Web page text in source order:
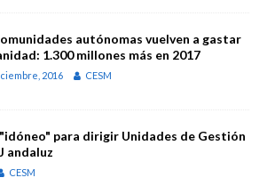
autónomas vuelven a gastar
1.300 millones más en 2017
2016 CESM
para dirigir Unidades de Gestión
andaluz
CESM